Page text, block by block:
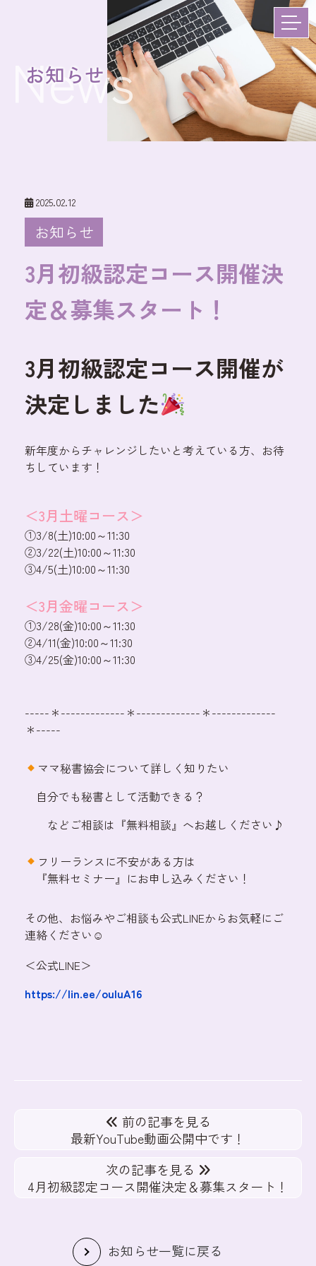
お知らせ
News
2025.02.12
お知らせ
3月初級認定コース開催決
定＆募集スタート！
3月初級認定コース開催が
決定しました
新年度からチャレンジしたいと考えている方、お待
ちしています！
＜3月土曜コース＞
①3/8(土)10:00～11:30
②3/22(土)10:00～11:30
③4/5(土)10:00～11:30
＜3月金曜コース＞
①3/28(金)10:00～11:30
②4/11(金)10:00～11:30
③4/25(金)10:00～11:30
-----＊-------------＊-------------＊-------------
＊-----
ママ秘書協会について詳しく知りたい
自分でも秘書として活動できる？
などご相談は『無料相談』へお越しください♪
フリーランスに不安がある方は
『無料セミナー』にお申し込みください！
その他、お悩みやご相談も公式LINEからお気軽にご
連絡ください☺
＜公式LINE＞
https://lin.ee/ouluA16
前の記事を見る
最新YouTube動画公開中です！
次の記事を見る
4月初級認定コース開催決定＆募集スタート！
お知らせ一覧に戻る